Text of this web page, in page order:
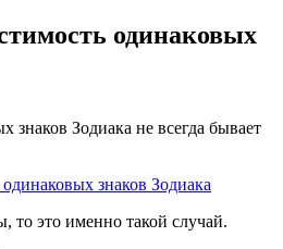
одинаковых
знаков Зодиака не всегда бывает
то это именно такой случай.